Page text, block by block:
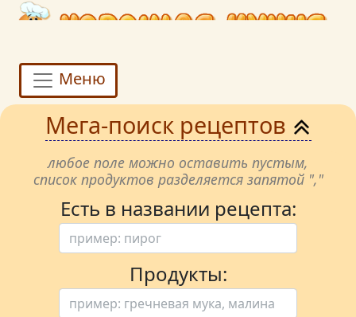
Меню
Мега-поиск рецептов
любое поле можно оставить пустым,
список продуктов разделяется запятой ","
Есть в названии рецепта:
Продукты: